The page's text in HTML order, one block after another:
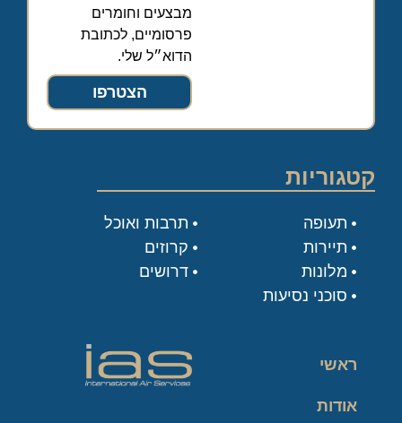
מבצעים וחומרים
פרסומיים, לכתובת
הדוא״ל שלי.
הצטרפו
קטגוריות
תעופה
תיירות
מלונות
סוכני נסיעות
תרבות ואוכל
קרוזים
דרושים
ראשי
אודות